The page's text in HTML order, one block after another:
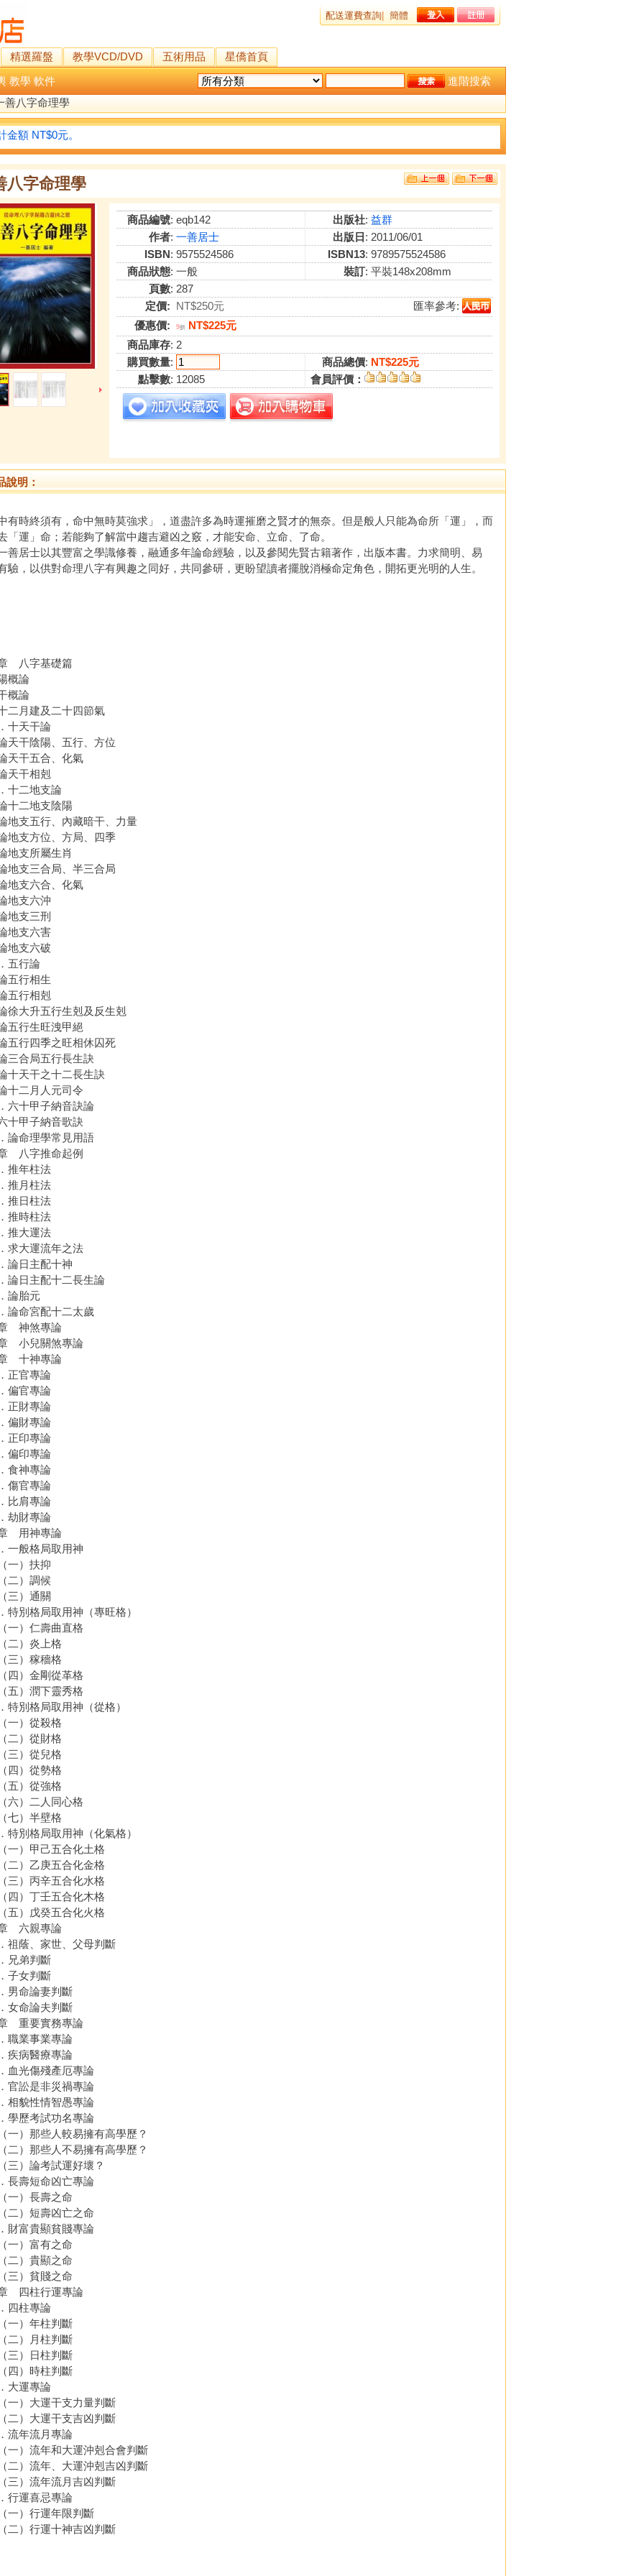
配送運費查詢 簡體
精選羅盤 教學VCD/DVD 五術用品
星僑首頁
教學 軟件
進階搜索
善八字命理學
額 NT$0元。
八字命理學
商品編號: eqb142 出版社: 益群
作者: 一善居士 出版日 : 2011/06/01
ISBN: 9575524586 ISBN13: 9789575524586
商品狀態: 一般 裝訂: 平裝148x208mm
頁數: 287
定價: NT$250元
匯率參考:
優惠價:
9折 NT$225元
商品庫存: 2
購買數量: 商品總價: NT$225元
點擊數: 12085 會員評價：
說明：
中有時終須有，命中無時莫強求」，道盡許多為時運摧磨之賢才的無奈。但是般人只能為命所「運」，而
「運」命；若能夠了解當中趨吉避凶之竅，才能安命、立命、了命。
居士以其豐富之學識修養，融通多年論命經驗，以及參閱先賢古籍著作，出版本書。力求簡明、易
驗，以供對命理八字有興趣之同好，共同參研，更盼望讀者擺脫消極命定角色，開拓更光明的人生。
八字基礎篇
概論
概論
二月建及二十四節氣
十天干論
干陰陽、五行、方位
干五合、化氣
干相剋
十二地支論
二地支陰陽
支五行、內藏暗干、力量
支方位、方局、四季
支所屬生肖
支三合局、半三合局
支六合、化氣
支六沖
支三刑
支六害
支六破
五行論
行相生
行相剋
大升五行生剋及反生剋
行生旺洩甲絕
行四季之旺相休囚死
合局五行長生訣
天干之十二長生訣
二月人元司令
六十甲子納音訣論
甲子納音歌訣
論命理學常見用語
八字推命起例
推年柱法
推月柱法
推日柱法
推時柱法
推大運法
求大運流年之法
論日主配十神
論日主配十二長生論
論胎元
論命宮配十二太歲
神煞專論
小兒關煞專論
十神專論
正官專論
偏官專論
正財專論
偏財專論
正印專論
偏印專論
食神專論
傷官專論
比肩專論
劫財專論
用神專論
一般格局取用神
）扶抑
）調候
）通關
特別格局取用神（專旺格）
）仁壽曲直格
）炎上格
）稼穡格
）金剛從革格
）潤下靈秀格
特別格局取用神（從格）
）從殺格
）從財格
）從兒格
）從勢格
）從強格
）二人同心格
）半壁格
特別格局取用神（化氣格）
）甲己五合化土格
）乙庚五合化金格
）丙辛五合化水格
）丁壬五合化木格
）戊癸五合化火格
六親專論
祖蔭、家世、父母判斷
兄弟判斷
子女判斷
男命論妻判斷
女命論夫判斷
重要實務專論
職業事業專論
疾病醫療專論
血光傷殘產厄專論
官訟是非災禍專論
相貌性情智愚專論
學歷考試功名專論
）那些人較易擁有高學歷？
）那些人不易擁有高學歷？
）論考試運好壞？
長壽短命凶亡專論
）長壽之命
）短壽凶亡之命
財富貴顯貧賤專論
）富有之命
）貴顯之命
）貧賤之命
四柱行運專論
四柱專論
）年柱判斷
）月柱判斷
）日柱判斷
）時柱判斷
大運專論
）大運干支力量判斷
）大運干支吉凶判斷
流年流月專論
）流年和大運沖剋合會判斷
）流年、大運沖剋吉凶判斷
）流年流月吉凶判斷
行運喜忌專論
）行運年限判斷
）行運十神吉凶判斷